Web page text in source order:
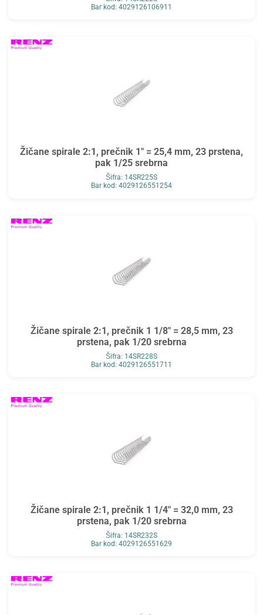
Bar kod: 4029126106911
Žičane spirale 2:1, prečnik 1" = 25,4 mm, 23 prstena,
pak 1/25 srebrna
Šifra: 14SR225S
Bar kod: 4029126551254
Žičane spirale 2:1, prečnik 1 1/8" = 28,5 mm, 23
prstena, pak 1/20 srebrna
Šifra: 14SR228S
Bar kod: 4029126551711
Žičane spirale 2:1, prečnik 1 1/4" = 32,0 mm, 23
prstena, pak 1/20 srebrna
Šifra: 14SR232S
Bar kod: 4029126551629